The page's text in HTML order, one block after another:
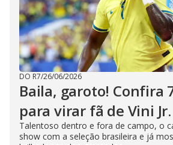
DO R7/26/06/2026
Baila, garoto! Confira
para virar fã de Vini Jr.
Talentoso dentro e fora de campo, o
show com a seleção brasileira e já